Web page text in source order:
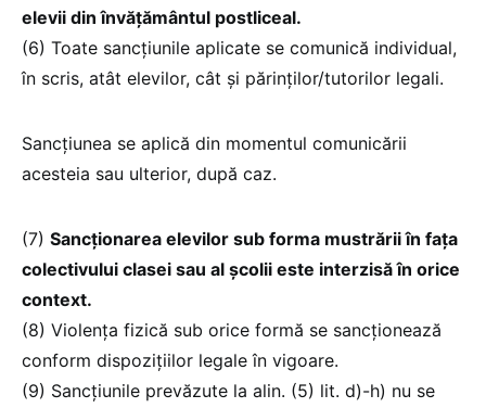
elevii din învățământul postliceal.
(6) Toate sancțiunile aplicate se comunică individual,
în scris, atât elevilor, cât și părinților/tutorilor legali.
Sancțiunea se aplică din momentul comunicării
acesteia sau ulterior, după caz.
(7) Sancționarea elevilor sub forma mustrării în fața
colectivului clasei sau al școlii este interzisă în orice
context.
(8) Violența fizică sub orice formă se sancționează
conform dispozițiilor legale în vigoare.
(9) Sancțiunile prevăzute la alin. (5) lit. d)-h) nu se